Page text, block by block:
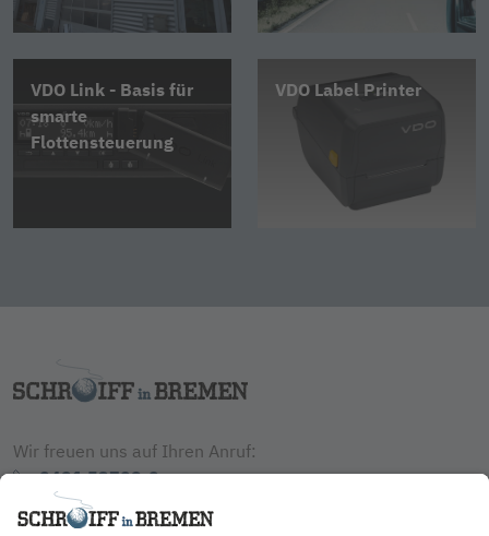
VDO Link - Basis für
smarte
Flottensteuerung
VDO Label Printer
Wir freuen uns auf Ihren Anruf:
0421 53709-0
Schreiben Sie uns jederzeit: